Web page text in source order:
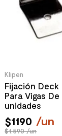
Klipen
Fijación
Para Vigas
unidades
$1190 /un
$1.590 /un